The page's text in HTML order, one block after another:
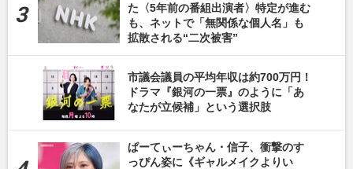
た〈5年前の番組出演者〉特定が進む
も、ネットで「無関係な個人名」も
拡散される“二次被害”
市議会議員の平均年収は約700万円！
ドラマ『銀河の一票』のように「あ
なたが立候補」という選択肢
ぱーてぃーちゃん・信子、衝撃のす
っぴん姿に《ギャルメイクよりい